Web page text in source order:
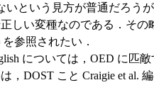
いという見方が普通だろう
しい変種なのである．その
を参照されたい．
については，OED に匹
，DOST こと Craigie et al.